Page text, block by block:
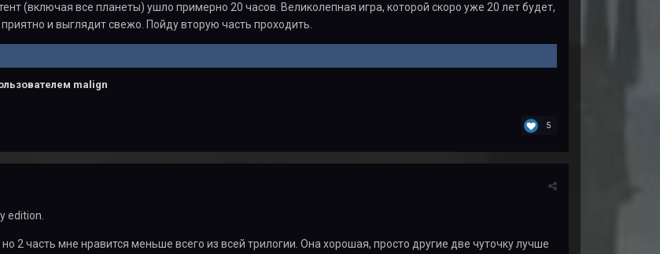
(включая все планеты) ушло примерно 20 часов. Великолепная игра, которой скоро уже 20 лет будет,
и выглядит свежо. Пойду вторую часть проходить.
malign
5
edition.
2 часть мне нравится меньше всего из всей трилогии. Она хорошая, просто другие две чуточку лучше